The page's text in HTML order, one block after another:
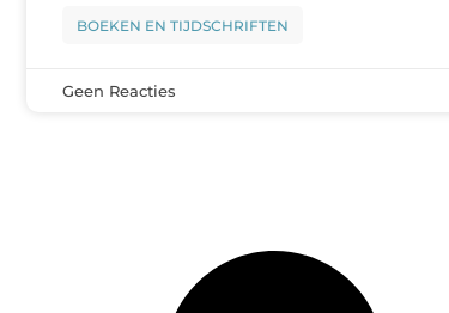
BOEKEN EN TIJDSCHRIFTEN
Geen Reacties